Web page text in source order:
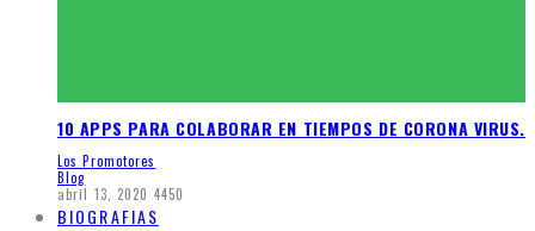
10 APPS PARA COLABORAR EN TIEMPOS DE CORONA VIRUS.
Los Promotores
Blog
abril 13, 2020 4450
BIOGRAFIAS